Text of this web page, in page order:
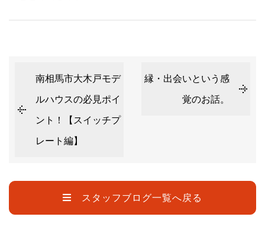
南相馬市大木戸モデ
ルハウスの必見ポイ
ント！【スイッチプ
レート編】
縁・出会いという感
覚のお話。
スタッフブログ一覧へ戻る